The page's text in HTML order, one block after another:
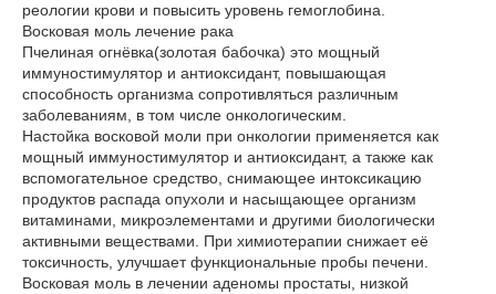
реологии крови и повысить уровень гемоглобина.
Восковая моль лечение рака
Пчелиная огнёвка(золотая бабочка) это мощный
иммуностимулятор и антиоксидант, повышающая
способность организма сопротивляться различным
заболеваниям, в том числе онкологическим.
Настойка восковой моли при онкологии применяется как
мощный иммуностимулятор и антиоксидант, а также как
вспомогательное средство, снимающее интоксикацию
продуктов распада опухоли и насыщающее организм
витаминами, микроэлементами и другими биологически
активными веществами. При химиотерапии снижает её
токсичность, улучшает функциональные пробы печени.
Восковая моль в лечении аденомы простаты, низкой